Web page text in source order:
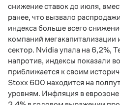
снижение ставок до июля,
ранее, что вызвало
индекса больше всего
компаний мегакапитализации
сектор. Nvidia упала на 6,2%,
напротив, индексы показали
приближается к своим
Stoxx 600 находится на
уровням. Инфляция в еврозоне